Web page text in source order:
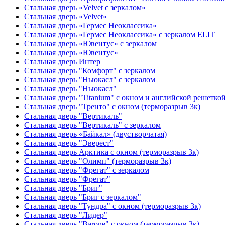
Стальная дверь «Velvet с зеркалом»
Стальная дверь «Velvet»
Стальная дверь «Гермес Неоклассика»
Стальная дверь «Гермес Неоклассика» с зеркалом ELIT
Стальная дверь «Ювентус» с зеркалом
Стальная дверь «Ювентус»
Стальная дверь Интер
Стальная дверь "Комфорт" с зеркалом
Стальная дверь "Ньюкасл" с зеркалом
Стальная дверь "Ньюкасл"
Стальная дверь "Titanium" с окном и английской
Стальная дверь "Тренто" с окном (терморазрыв 3к)
Стальная дверь "Вертикаль"
Стальная дверь "Вертикаль" с зеркалом
Стальная дверь «Байкал» (двустворчатая)
Стальная дверь "Эверест"
Стальная дверь Арктика с окном (терморазрыв 3к)
Стальная дверь "Олимп" (терморазрыв 3к)
Стальная дверь "Фрегат" с зеркалом
Стальная дверь "Фрегат"
Стальная дверь "Бриг"
Стальная дверь "Бриг с зеркалом"
Стальная дверь "Тундра" с окном (терморазрыв 3к)
Стальная дверь "Лидер"